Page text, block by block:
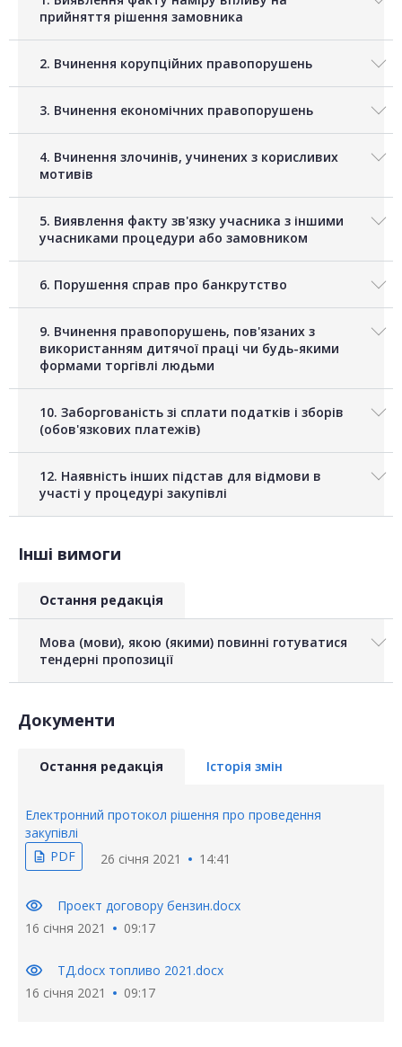
прийняття рішення замовника
2. Вчинення корупційних правопорушень
3. Вчинення економічних правопорушень
4. Вчинення злочинів, учинених з корисливих
мотивів
5. Виявлення факту зв'язку учасника з іншими
учасниками процедури або замовником
6. Порушення справ про банкрутство
9. Вчинення правопорушень, пов'язаних з
використанням дитячої праці чи будь-якими
формами торгівлі людьми
10. Заборгованість зі сплати податків і зборів
(обов'язкових платежів)
12. Наявність інших підстав для відмови в
участі у процедурі закупівлі
Інші вимоги
Остання редакція
Мова (мови), якою (якими) повинні готуватися
тендерні пропозиції
Документи
Остання редакція Історія змін
Електронний протокол рішення про проведення
закупівлі
description PDF 26 січня 2021 14:41
visibility
Проект договору бензин.docx
16 січня 2021
09:17
visibility
ТД.docx топливо 2021.docx
16 січня 2021
09:17